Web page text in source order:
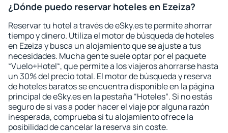
¿Dónde puedo reservar hoteles en Ezeiza?
Reservar tu hotel a través de eSky.es te permite ahorrar
tiempo y dinero. Utiliza el motor de búsqueda de hoteles
en Ezeiza y busca un alojamiento que se ajuste a tus
necesidades. Mucha gente suele optar por el paquete
“Vuelo+Hotel“, que permite a los viajeros ahorrarse hasta
un 30% del precio total. El motor de búsqueda y reserva
de hoteles baratos se encuentra disponible en la página
principal de eSky.es en la pestaña “Hoteles“. Si no estás
seguro de si vas a poder hacer el viaje por alguna razón
inesperada, comprueba si tu alojamiento ofrece la
posibilidad de cancelar la reserva sin coste.